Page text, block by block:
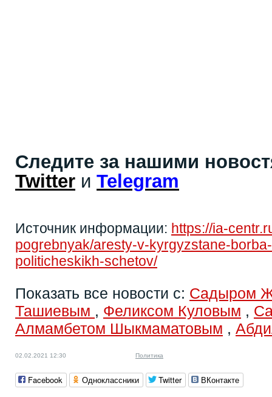
Следите за нашими
Twitter и Telegram
Источник информации: https://ia-
pogrebnyak/aresty-v-kyrgyzstane-
politicheskikh-schetov/
Показать все новости с: Садыром
Ташиевым , Феликсом Куловым ,
Алмамбетом Шыкмаматовым ,
02.02.2021 12:30 Политика
Facebook Одноклассники Twitter ВКонтакте